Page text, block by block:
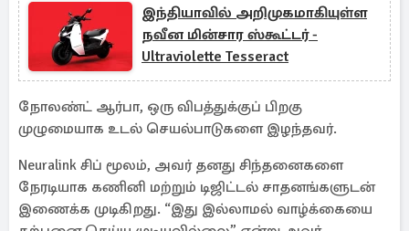
இந்தியாவில் அறிமுகமாகியுள்ள
நவீன மின்சார ஸ்கூட்டர் -
Ultraviolette Tesseract
நோலண்ட் ஆர்பா, ஒரு விபத்துக்குப் பிறகு
முழுமையாக உடல் செயல்பாடுகளை இழந்தவர்.
Neuralink சிப் மூலம், அவர் தனது சிந்தனைகளை
நேரடியாக கணினி மற்றும் டிஜிட்டல் சாதனங்களுடன்
இணைக்க முடிகிறது. “இது இல்லாமல் வாழ்க்கையை